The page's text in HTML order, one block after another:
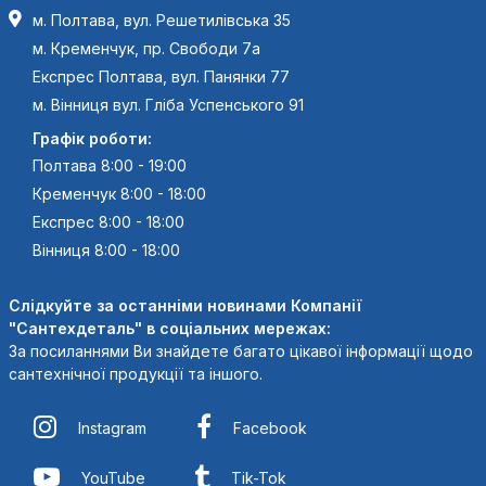
м. Полтава, вул. Решетилівська 35
м. Кременчук, пр. Свободи 7а
Експрес Полтава, вул. Панянки 77
м. Вінниця вул. Гліба Успенського 91
Графік роботи:
Полтава 8:00 - 19:00
Кременчук 8:00 - 18:00
Експрес 8:00 - 18:00
Вінниця 8:00 - 18:00
Слідкуйте за останніми новинами Компанії
"Сантехдеталь" в соціальних мережах:
За посиланнями Ви знайдете багато цікавої інформації щодо
сантехнічної продукції та іншого.
Instagram Facebook
YouTube Tik-Tok